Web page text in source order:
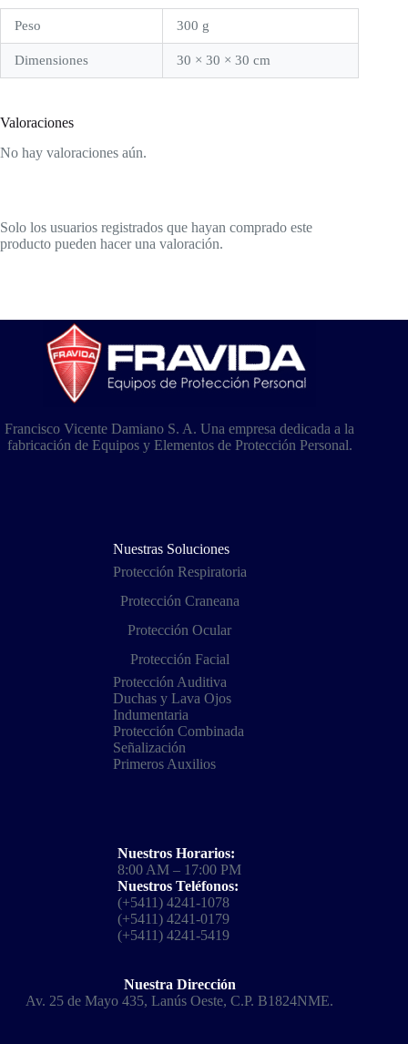
Peso 300 g
Dimensiones 30 × 30 × 30 cm
Valoraciones
No hay valoraciones aún.
Solo los usuarios registrados que hayan comprado este
producto pueden hacer una valoración.
Francisco Vicente Damiano S. A. Una empresa dedicada a la
fabricación de Equipos y Elementos de Protección Personal.
Nuestras Soluciones
Protección Respiratoria
Protección Craneana
Protección Ocular
Protección Facial
Protección Auditiva
Duchas y Lava Ojos
Indumentaria
Protección Combinada
Señalización
Primeros Auxilios
Nuestros Horarios:
8:00 AM – 17:00 PM
Nuestros Teléfonos:
(+5411) 4241-1078
(+5411) 4241-0179
(+5411) 4241-5419
Nuestra Dirección
Av. 25 de Mayo 435, Lanús Oeste, C.P. B1824NME.